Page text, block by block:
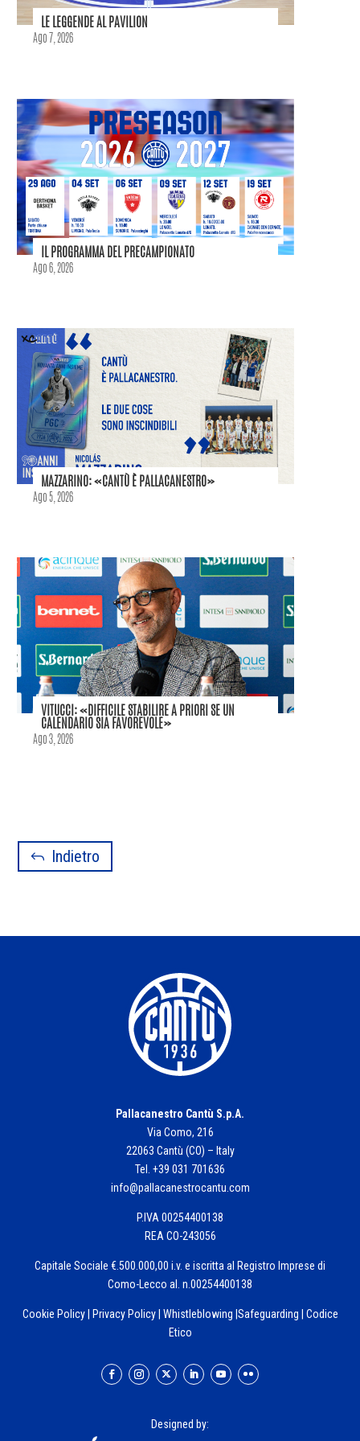
LE LEGGENDE AL PAVILION
Ago 7, 2026
IL PROGRAMMA DEL PRECAMPIONATO
Ago 6, 2026
MAZZARINO: «CANTÙ È PALLACANESTRO»
Ago 5, 2026
VITUCCI: «DIFFICILE STABILIRE A PRIORI SE UN
CALENDARIO SIA FAVOREVOLE»
Ago 3, 2026
Indietro
Pallacanestro Cantù S.p.A.
Via Como, 216
22063 Cantù (CO) – Italy
Tel. +39 031 701636
info@pallacanestrocantu.com
P.IVA 00254400138
REA CO-243056
Capitale Sociale €.500.000,00 i.v. e iscritta al Registro Imprese di
Como-Lecco al. n.00254400138
Cookie Policy| Privacy Policy| Whistleblowing Safeguarding
Codice
Etico
Designed by: